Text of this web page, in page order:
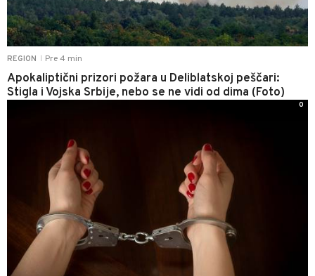
REGION Pre 4 min
Apokaliptični prizori požara u Deliblatskoj peščari:
Stigla i Vojska Srbije, nebo se ne vidi od dima (Foto)
0